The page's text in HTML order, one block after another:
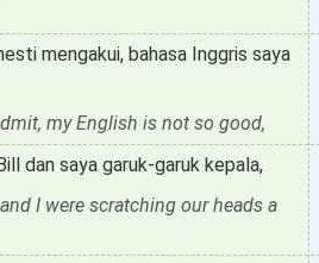
mengakui, bahasa Inggris saya
my English is not so good,
dan saya garuk-garuk kepala,
I were scratching our heads a